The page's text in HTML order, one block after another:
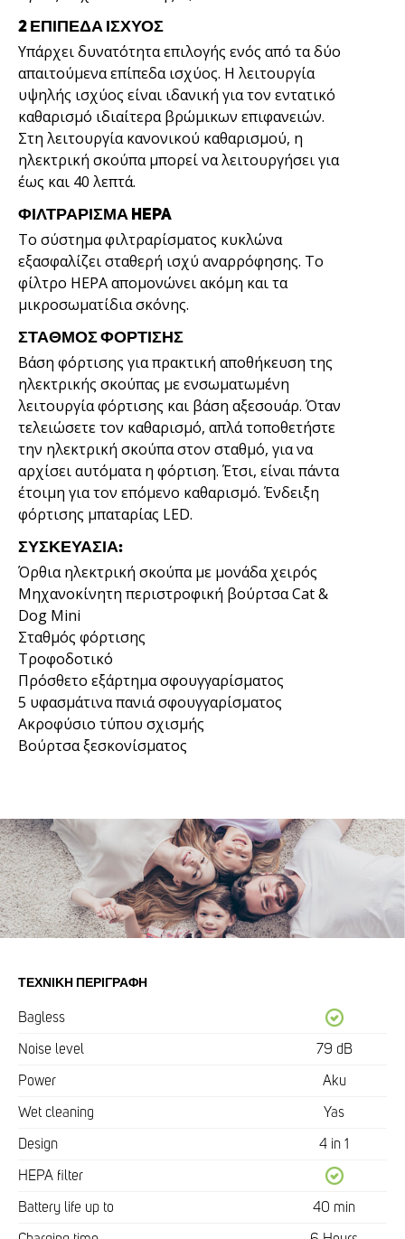
2 ΕΠΙΠΕΔΑ ΙΣΧΥΟΣ
Υπάρχει δυνατότητα επιλογής ενός από τα δύο
απαιτούμενα επίπεδα ισχύος. Η λειτουργία
υψηλής ισχύος είναι ιδανική για τον εντατικό
καθαρισμό ιδιαίτερα βρώμικων επιφανειών.
Στη λειτουργία κανονικού καθαρισμού, η
ηλεκτρική σκούπα μπορεί να λειτουργήσει για
έως και 40 λεπτά.
ΦΙΛΤΡΑΡΙΣΜΑ HEPA
Το σύστημα φιλτραρίσματος κυκλώνα
εξασφαλίζει σταθερή ισχύ αναρρόφησης. Το
φίλτρο HEPA απομονώνει ακόμη και τα
μικροσωματίδια σκόνης.
ΣΤΑΘΜΟΣ ΦΟΡΤΙΣΗΣ
Βάση φόρτισης για πρακτική αποθήκευση της
ηλεκτρικής σκούπας με ενσωματωμένη
λειτουργία φόρτισης και βάση αξεσουάρ. Όταν
τελειώσετε τον καθαρισμό, απλά τοποθετήστε
την ηλεκτρική σκούπα στον σταθμό, για να
αρχίσει αυτόματα η φόρτιση. Έτσι, είναι πάντα
έτοιμη για τον επόμενο καθαρισμό. Ένδειξη
φόρτισης μπαταρίας LED.
ΣΥΣΚΕΥΑΣΊΑ:
Όρθια ηλεκτρική σκούπα με μονάδα χειρός
Μηχανοκίνητη περιστροφική βούρτσα Cat &
Dog Mini
Σταθμός φόρτισης
Τροφοδοτικό
Πρόσθετο εξάρτημα σφουγγαρίσματος
5 υφασμάτινα πανιά σφουγγαρίσματος
Ακροφύσιο τύπου σχισμής
Βούρτσα ξεσκονίσματος
ΤΕΧΝΙΚΉ ΠΕΡΙΓΡΑΦΉ
Bagless
Noise level 79 dB
Power Aku
Wet cleaning Yas
Design 4 in 1
HEPA filter
Battery life up to 40 min